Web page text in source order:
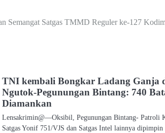
Semangat Satgas TMMD Reguler ke-127
TNI kembali Bongkar Ladang Ganja
Ngutok-Pegunungan Bintang: 740
Diamankan
Lensakrimin@—Oksibil, Pegunungan Bintang- Patroli
Satgas Yonif 751/VJS dan Satgas Intel lainnya dipimpin